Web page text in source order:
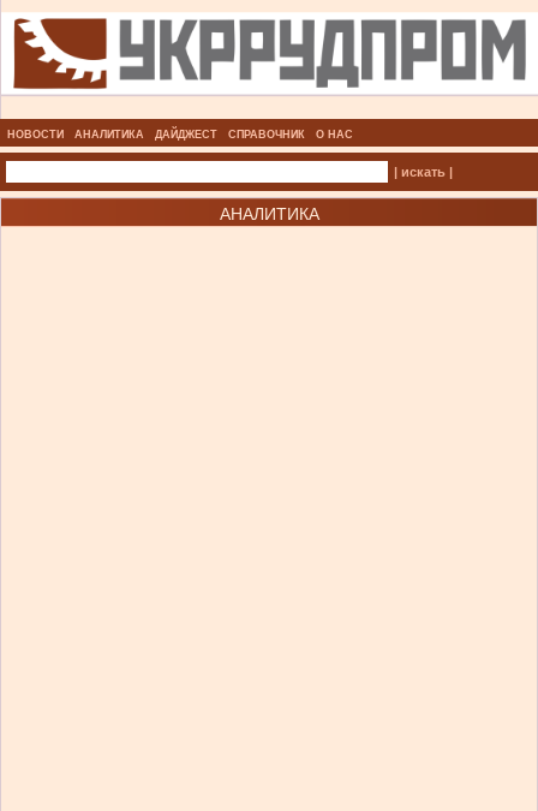
НОВОСТИ АНАЛИТИКА ДАЙДЖЕСТ СПРАВОЧНИК О НАС
| искать |
АНАЛИТИКА